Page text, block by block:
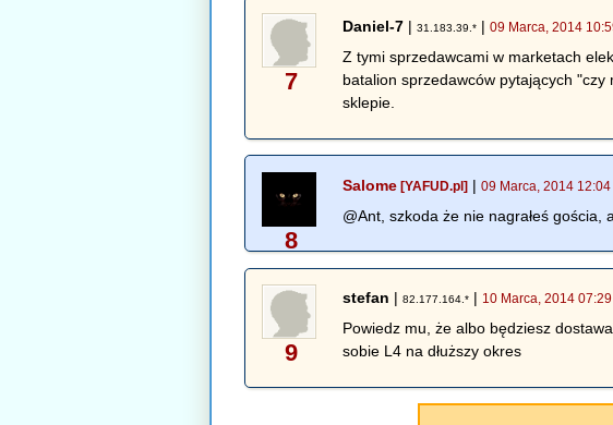
7
Daniel-7 |31.183.39.* |09 Marca, 2014
Z tymi sprzedawcami w marketach
batalion sprzedawców pytających
sklepie.
8
Salome [YAFUD.pl] |09 Marca, 2014 12:04
@Ant, szkoda że nie nagrałeś gościa,
9
stefan |82.177.164.* | 10 Marca, 2014 07:29
Powiedz mu, że albo będziesz
sobie L4 na dłuższy okres